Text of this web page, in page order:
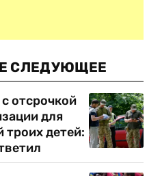
СЛЕДУЮЩЕЕ
отсрочкой
для
троих детей: